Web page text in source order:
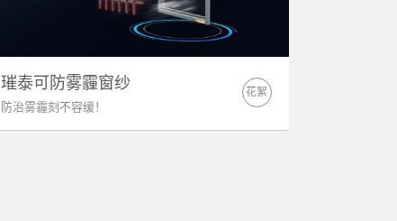
璀泰可防雾霾窗纱
防治雾霾刻不容缓！
花絮